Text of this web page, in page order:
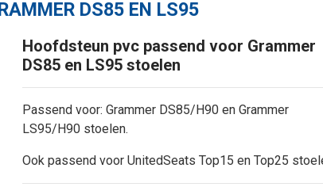
DS85 EN LS95
Hoofdsteun pvc passend voor Grammer
DS85 en LS95 stoelen
Passend voor: Grammer DS85/H90 en Grammer
LS95/H90 stoelen.
Ook passend voor UnitedSeats Top15 en Top25